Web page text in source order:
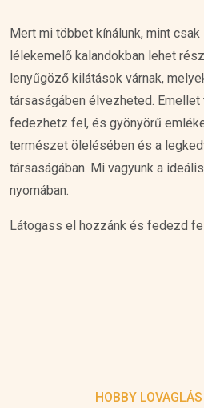
Mert mi többet kínálunk, mint csak
lélekemelő kalandokban lehet
lenyűgöző kilátások várnak,
társaságáben élvezheted.
fedezhetz fel, és gyönyörű
természet ölelésében és a
társaságában. Mi vagyunk a
nyomában.
Látogass el hozzánk és fedezd
HOBBY